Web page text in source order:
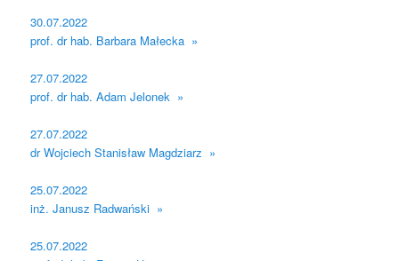
30.07.2022
prof. dr hab. Barbara Małecka »
27.07.2022
prof. dr hab. Adam Jelonek »
27.07.2022
dr Wojciech Stanisław Magdziarz »
25.07.2022
inż. Janusz Radwański »
25.07.2022